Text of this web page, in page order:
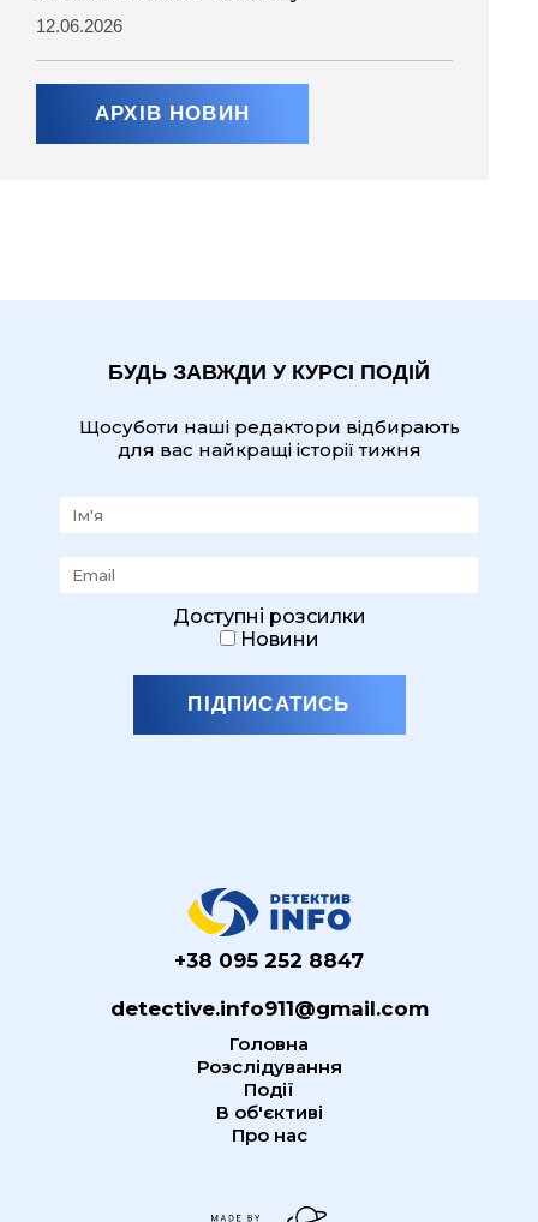
12.06.2026
АРХІВ НОВИН
БУДЬ ЗАВЖДИ У КУРСІ ПОДІЙ
Щосуботи наші редактори відбирають
для вас найкращі історії тижня
Доступні розсилки
Новини
ПІДПИСАТИСЬ
+38 095 252 8847
detective.info911@gmail.com
Головна
Розслідування
Події
В об'єктиві
Про нас